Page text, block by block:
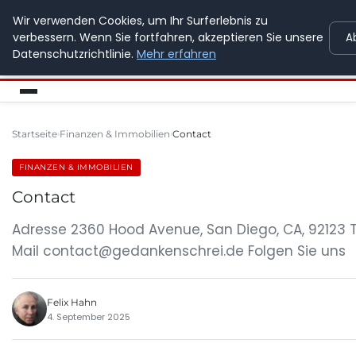
GEDANKENSCHREI
Startseite Finanzen & Immobilien Contact
FINANZEN & IMMOBILIEN
Contact
Adresse 2360 Hood Avenue, San Diego, CA,
Mail contact@gedankenschrei.de Folgen Sie uns
Felix Hahn
4. September 2025
Wir verwenden Cookies, um Ihr Surferlebnis zu
verbessern. Wenn Sie fortfahren, akzeptieren Sie unsere
Datenschutzrichtlinie. Mehr erfahren